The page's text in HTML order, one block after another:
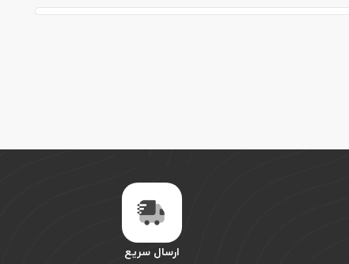
ارسال سریع